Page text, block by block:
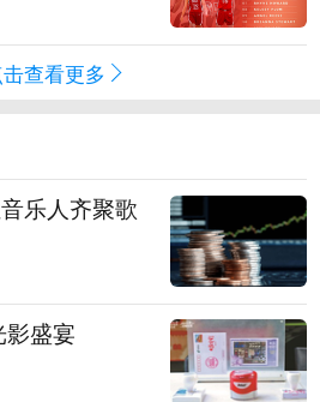
击查看更多
乐人齐聚歌
盛宴